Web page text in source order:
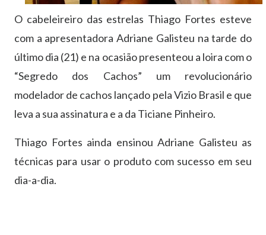
O cabeleireiro das estrelas Thiago Fortes esteve
com a apresentadora Adriane Galisteu na tarde do
último dia (21) e na ocasião presenteou a loira com o
“Segredo dos Cachos” um revolucionário
modelador de cachos lançado pela Vizio Brasil e que
leva a sua assinatura e a da Ticiane Pinheiro.
Thiago Fortes ainda ensinou Adriane Galisteu as
técnicas para usar o produto com sucesso em seu
dia-a-dia.